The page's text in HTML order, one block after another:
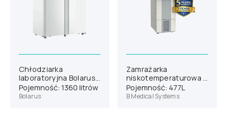
Chłodziarka
laboratoryjna Bolarus
SLC 1400
Pojemność: 1360 litrów
Bolarus
Zamrażarka
niskotemperaturowa B
Medical Systems
U401V
Pojemność: 477L
B Medical Systems